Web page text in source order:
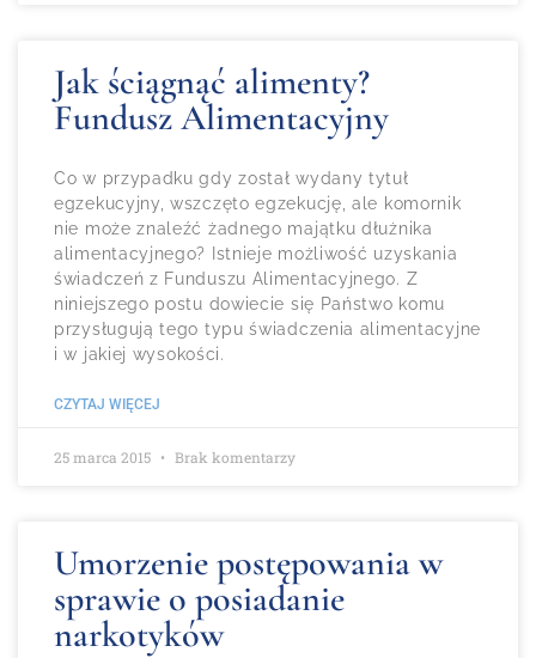
Jak ściągnąć alimenty?
Fundusz Alimentacyjny
Co w przypadku gdy został wydany tytuł
egzekucyjny, wszczęto egzekucję, ale komornik
nie może znaleźć żadnego majątku dłużnika
alimentacyjnego? Istnieje możliwość uzyskania
świadczeń z Funduszu Alimentacyjnego. Z
niniejszego postu dowiecie się Państwo komu
przysługują tego typu świadczenia alimentacyjne
i w jakiej wysokości.
CZYTAJ WIĘCEJ
25 marca 2015 Brak komentarzy
Umorzenie postępowania w
sprawie o posiadanie
narkotyków